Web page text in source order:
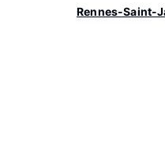
Rennes-Saint-